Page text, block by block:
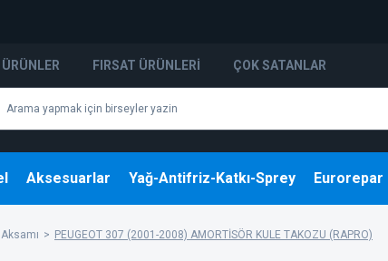
FIRSAT ÜRÜNLERI ÇOK SATANLAR
Aksesuarlar Yağ-Antifriz-Katkı-Sprey Eurorepar
PEUGEOT 307 (2001-2008) AMORTİSÖR KULE TAKOZU (RAPRO)